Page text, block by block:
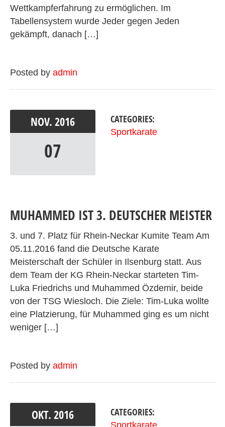
Wettkampferfahrung zu ermöglichen. Im
Tabellensystem wurde Jeder gegen Jeden
gekämpft, danach […]
Posted by admin
NOV. 2016
07
CATEGORIES:
Sportkarate
MUHAMMED IST 3. DEUTSCHER MEISTER
3. und 7. Platz für Rhein-Neckar Kumite Team Am
05.11.2016 fand die Deutsche Karate
Meisterschaft der Schüler in Ilsenburg statt. Aus
dem Team der KG Rhein-Neckar starteten Tim-
Luka Friedrichs und Muhammed Özdemir, beide
von der TSG Wiesloch. Die Ziele: Tim-Luka wollte
eine Platzierung, für Muhammed ging es um nicht
weniger […]
Posted by admin
OKT. 2016 CATEGORIES:
Sportkarate